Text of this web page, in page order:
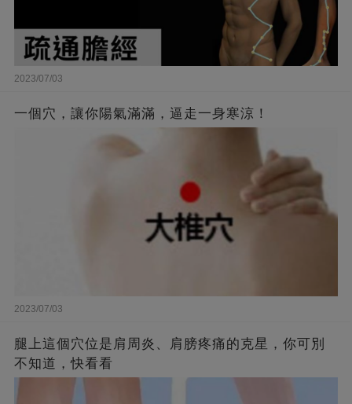
2023/07/03
一個穴，讓你陽氣滿滿，逼走一身寒涼！
2023/07/03
腿上這個穴位是肩周炎、肩膀疼痛的克星，你可別
不知道，快看看